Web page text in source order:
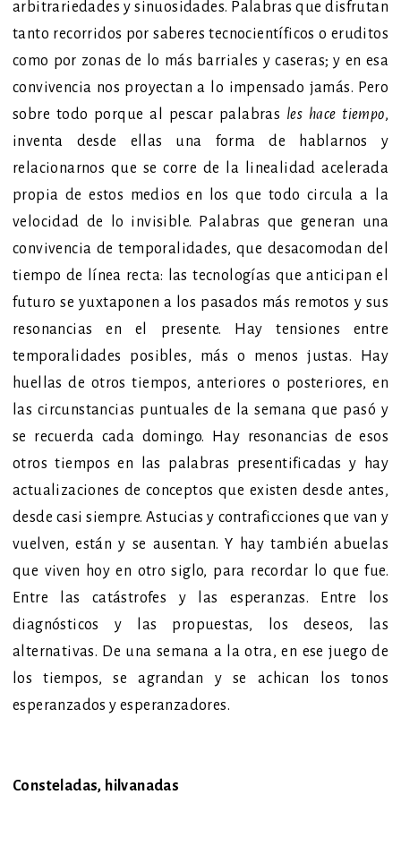
arbitrariedades y sinuosidades. Palabras que disfrutan
tanto recorridos por saberes tecnocientíficos o eruditos
como por zonas de lo más barriales y caseras; y en esa
convivencia nos proyectan a lo impensado jamás. Pero
sobre todo porque al pescar palabras les hace tiempo,
inventa desde ellas una forma de hablarnos y
relacionarnos que se corre de la linealidad acelerada
propia de estos medios en los que todo circula a la
velocidad de lo invisible. Palabras que generan una
convivencia de temporalidades, que desacomodan del
tiempo de línea recta: las tecnologías que anticipan el
futuro se yuxtaponen a los pasados más remotos y sus
resonancias en el presente. Hay tensiones entre
temporalidades posibles, más o menos justas. Hay
huellas de otros tiempos, anteriores o posteriores, en
las circunstancias puntuales de la semana que pasó y
se recuerda cada domingo. Hay resonancias de esos
otros tiempos en las palabras presentificadas y hay
actualizaciones de conceptos que existen desde antes,
desde casi siempre. Astucias y contraficciones que van y
vuelven, están y se ausentan. Y hay también abuelas
que viven hoy en otro siglo, para recordar lo que fue.
Entre las catástrofes y las esperanzas. Entre los
diagnósticos y las propuestas, los deseos, las
alternativas. De una semana a la otra, en ese juego de
los tiempos, se agrandan y se achican los tonos
esperanzados y esperanzadores.
Consteladas, hilvanadas